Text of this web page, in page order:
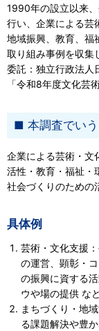
1990年の設立以来
行い、企業による芸
地域振興、教育、福
取り組み事例を収集
委託：独立行政法人
「令和8年度文化芸
本調査でい
企業による芸術・文
活性・教育・福祉・
社会づくりのための
具体例
芸術・文化支援
の運営、顕彰・
の振興に資する
ウや場の提供 な
まちづくり・地
る課題解決や豊